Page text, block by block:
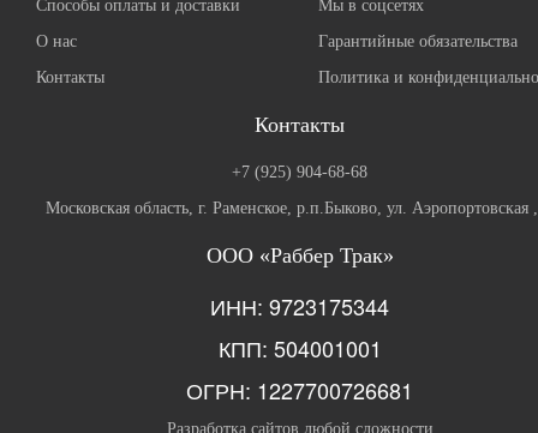
Способы оплаты и доставки
О нас
Контакты
Мы в соцсетях
Гарантийные обязательства
Политика и
Контакты
+7 (925) 904-68-68
Московская область, г. Раменское, р.п.Быково, ул. Аэропортовская
ООО «Раббер Трак»
ИНН: 9723175344
КПП: 504001001
ОГРН: 1227700726681
Разработка сайтов любой сложности